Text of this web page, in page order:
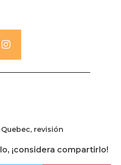
Quebec, revisión
¡considera compartirlo!